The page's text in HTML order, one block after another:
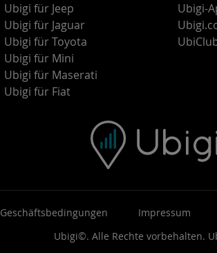
Ubigi für Jeep
Ubigi für Jaguar
Ubigi für Toyota
Ubigi für Mini
Ubigi für Maserati
Ubigi für Fiat
Ubigi-
Geschäftsbedingungen Impressum
Ubigi©. Alle Rechte vorbehalten.